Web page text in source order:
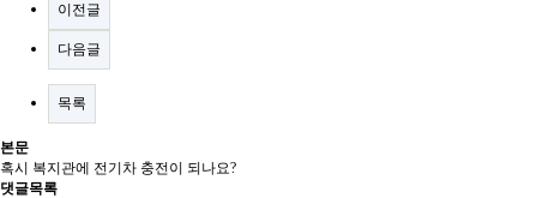
이전글
다음글
목록
본문
혹시 복지관에 전기차 충전이 되나요?
댓글목록